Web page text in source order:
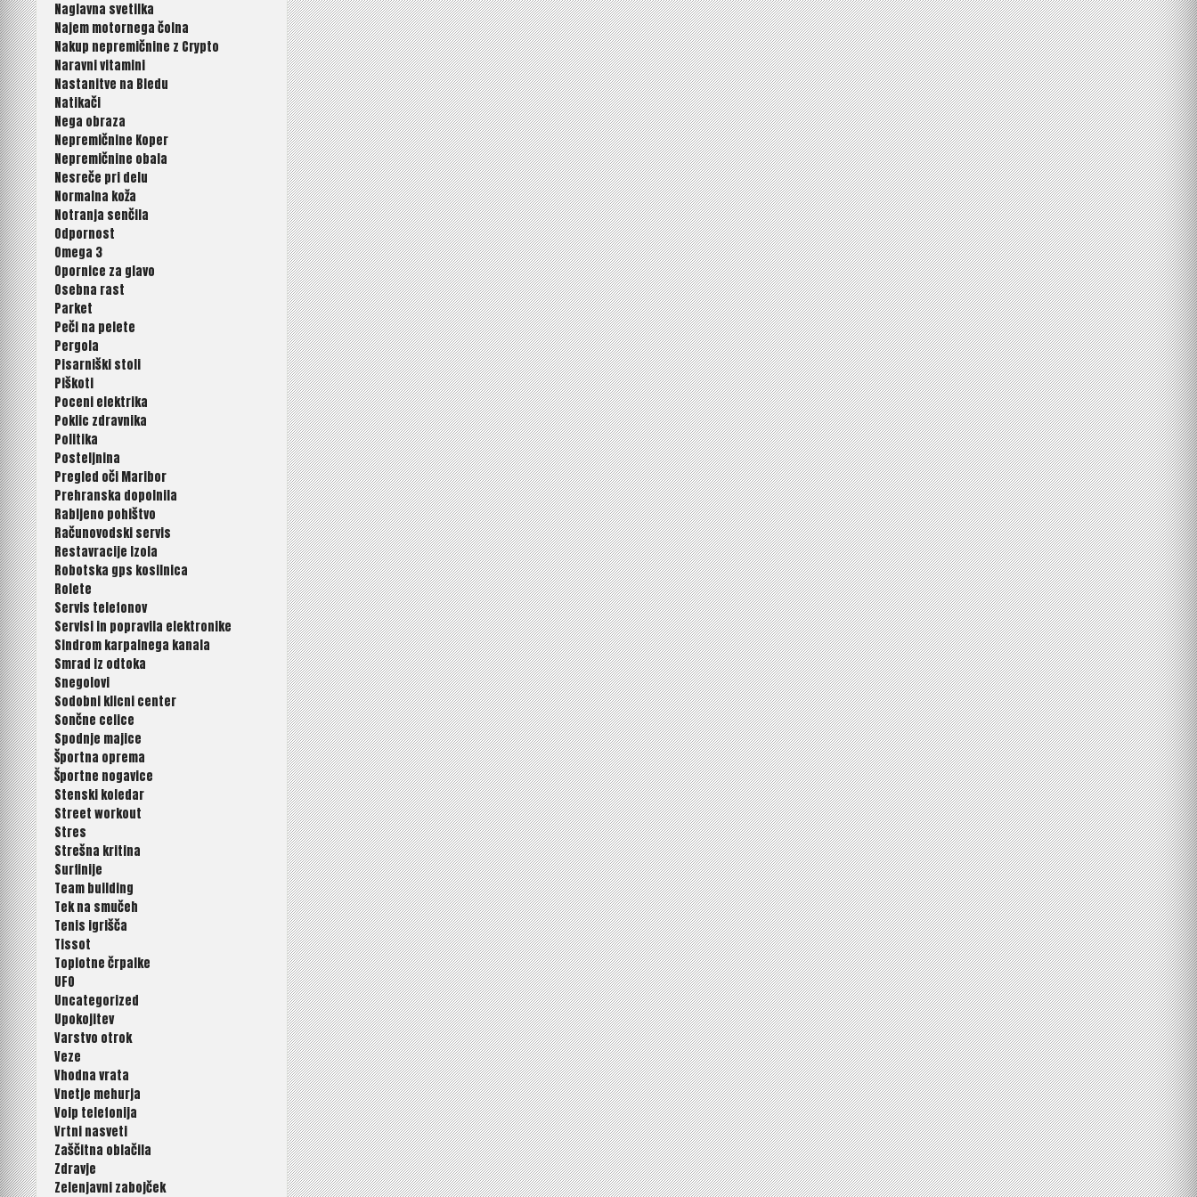
Naglavna svetilka
Najem motornega čolna
Nakup nepremičnine z Crypto
Naravni vitamini
Nastanitve na Bledu
Natikači
Nega obraza
Nepremičnine Koper
Nepremičnine obala
Nesreče pri delu
Normalna koža
Notranja senčila
Odpornost
Omega 3
Opornice za glavo
Osebna rast
Parket
Peči na pelete
Pergola
Pisarniški stoli
Piškoti
Poceni elektrika
Poklic zdravnika
Politika
Posteljnina
Pregled oči Maribor
Prehranska dopolnila
Rabljeno pohištvo
Računovodski servis
Restavracije Izola
Robotska gps kosilnica
Rolete
Servis telefonov
Servisi in popravila elektronike
Sindrom karpalnega kanala
Smrad iz odtoka
Snegolovi
Sodobni klicni center
Sončne celice
Spodnje majice
Športna oprema
Športne nogavice
Stenski koledar
Street workout
Stres
Strešna kritina
Surfinije
Team building
Tek na smučeh
Tenis igrišča
Tissot
Toplotne črpalke
UFO
Uncategorized
Upokojitev
Varstvo otrok
Veze
Vhodna vrata
Vnetje mehurja
Voip telefonija
Vrtni nasveti
Zaščitna oblačila
Zdravje
Zelenjavni zabojček